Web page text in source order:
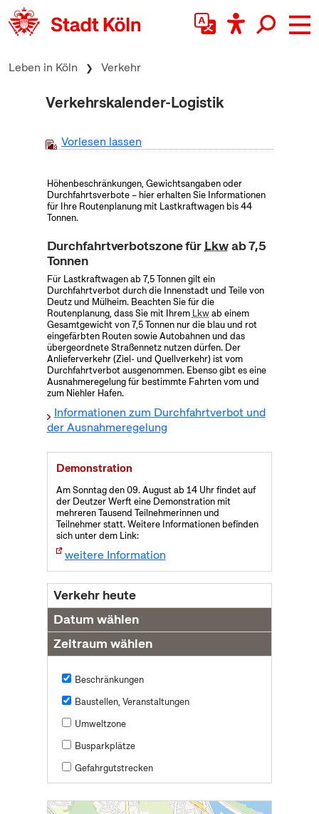
zum Inhalt springen
Leben in Köln Verkehr
Verkehrskalender-Logistik
Vorlesen lassen
Höhenbeschränkungen, Gewichtsangaben oder
Durchfahrtsverbote – hier erhalten Sie Informationen
für Ihre Routenplanung mit Lastkraftwagen bis 44
Tonnen.
Durchfahrtverbotszone für Lkwab 7,5
Tonnen
Für Lastkraftwagen ab 7,5 Tonnen gilt ein
Durchfahrtverbot durch die Innenstadt und Teile von
Deutz und Mülheim. Beachten Sie für die
Routenplanung, dass Sie mit Ihrem Lkwab einem
Gesamtgewicht von 7,5 Tonnen nur die blau und rot
eingefärbten Routen sowie Autobahnen und das
übergeordnete Straßennetz nutzen dürfen. Der
Anlieferverkehr (Ziel- und Quellverkehr) ist vom
Durchfahrtverbot ausgenommen. Ebenso gibt es eine
Ausnahmeregelung für bestimmte Fahrten vom und
zum Niehler Hafen.
Informationen zum Durchfahrtverbot und
der Ausnahmeregelung
Demonstration
Am Sonntag den 09. August ab 14 Uhr findet auf
der Deutzer Werft eine Demonstration mit
mehreren Tausend Teilnehmerinnen und
Teilnehmer statt. Weitere Informationen befinden
sich unter dem Link:
weitere Information
Verkehr heute
Datum wählen
Zeitraum wählen
Beschränkungen
Baustellen, Veranstaltungen
Umweltzone
Busparkplätze
Gefahrgutstrecken